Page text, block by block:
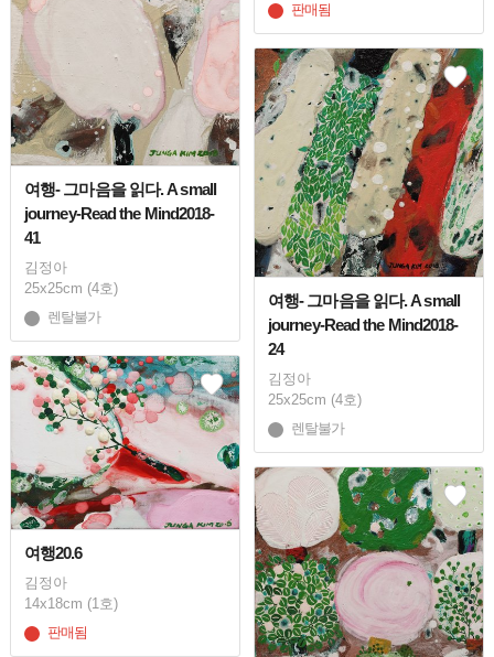
판매됨
여행- 그마음을 읽다. A small
journey-Read the Mind2018-
41
김정아
25x25cm (4호)
렌탈불가
여행- 그마음을 읽다. A small
journey-Read the Mind2018-
24
김정아
25x25cm (4호)
렌탈불가
여행20.6
김정아
14x18cm (1호)
판매됨